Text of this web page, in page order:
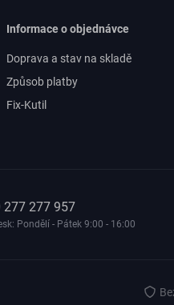
Informace o objednávce
Doprava a stav na skladě
Způsob platby
Fix-Kutil
277 277 957
Pondělí - Pátek 9:00 - 16:00